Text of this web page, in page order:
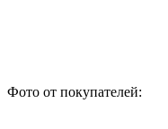
Фото от покупателей: